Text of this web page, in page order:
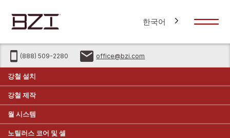
한국어
(888) 509-2280 office@bzi.com
강철 설치
강철 제작
월 시스템
노틸러스 코어 및 셸